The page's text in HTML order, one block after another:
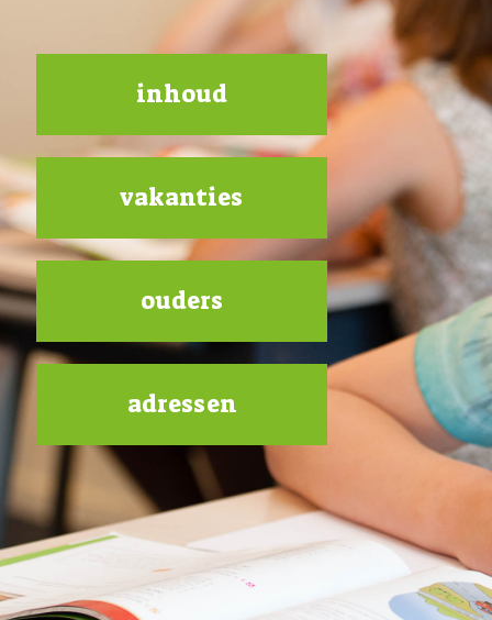
inhoud
vakanties
ouders
adressen